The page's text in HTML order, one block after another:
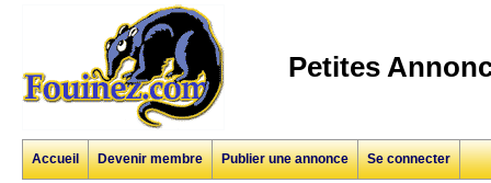
Petites
Accueil Devenir membre Publier une annonce Se connecter